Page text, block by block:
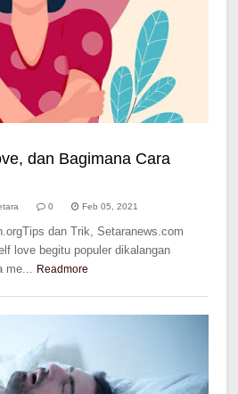
dan Bagimana Cara
0 Feb 05, 2021
dan Trik, Setaranews.com
love begitu populer dikalangan
me... Readmore